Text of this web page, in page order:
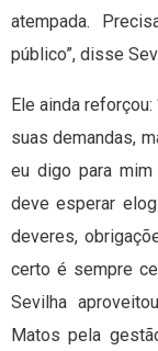
atempada.
público”, disse
Ele ainda
suas demandas,
eu digo para
deve esperar
deveres,
certo é sempre
Sevilha
Matos pela